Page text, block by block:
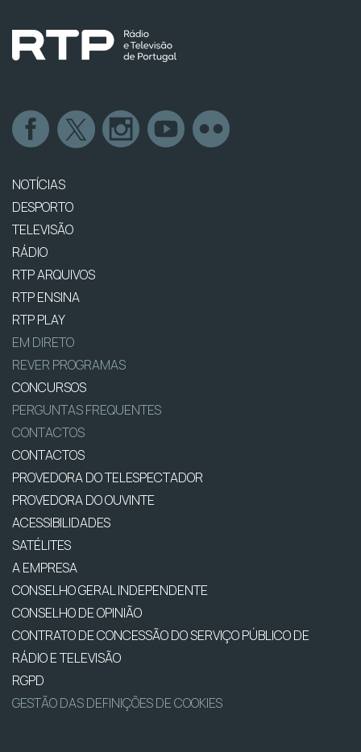
NOTÍCIAS
DESPORTO
TELEVISÃO
RÁDIO
RTP ARQUIVOS
RTP ENSINA
RTP PLAY
EM DIRETO
REVER PROGRAMAS
CONCURSOS
PERGUNTAS FREQUENTES
CONTACTOS
CONTACTOS
PROVEDORA DO TELESPECTADOR
PROVEDORA DO OUVINTE
ACESSIBILIDADES
SATÉLITES
A EMPRESA
CONSELHO GERAL INDEPENDENTE
CONSELHO DE OPINIÃO
CONTRATO DE CONCESSÃO DO SERVIÇO PÚBLICO DE
RÁDIO E TELEVISÃO
RGPD
GESTÃO DAS DEFINIÇÕES DE COOKIES